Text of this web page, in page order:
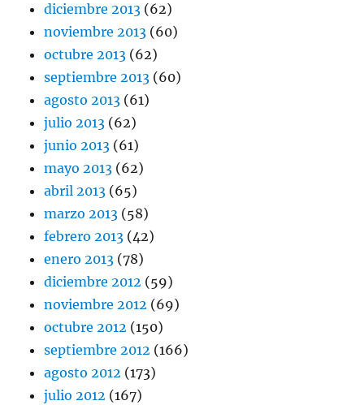
diciembre 2013 (62)
noviembre 2013 (60)
octubre 2013 (62)
septiembre 2013 (60)
agosto 2013 (61)
julio 2013 (62)
junio 2013 (61)
mayo 2013 (62)
abril 2013 (65)
marzo 2013 (58)
febrero 2013 (42)
enero 2013 (78)
diciembre 2012 (59)
noviembre 2012 (69)
octubre 2012 (150)
septiembre 2012 (166)
agosto 2012 (173)
julio 2012 (167)